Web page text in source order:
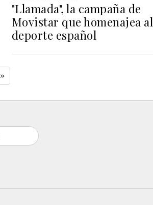
"Llamada", la campaña de
Movistar que homenajea al
deporte español
»